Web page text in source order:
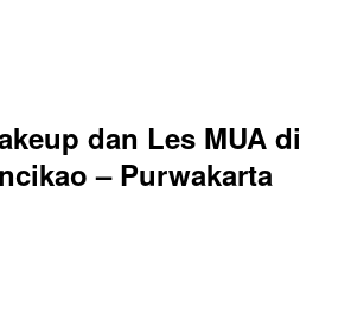
dan Les MUA di
– Purwakarta